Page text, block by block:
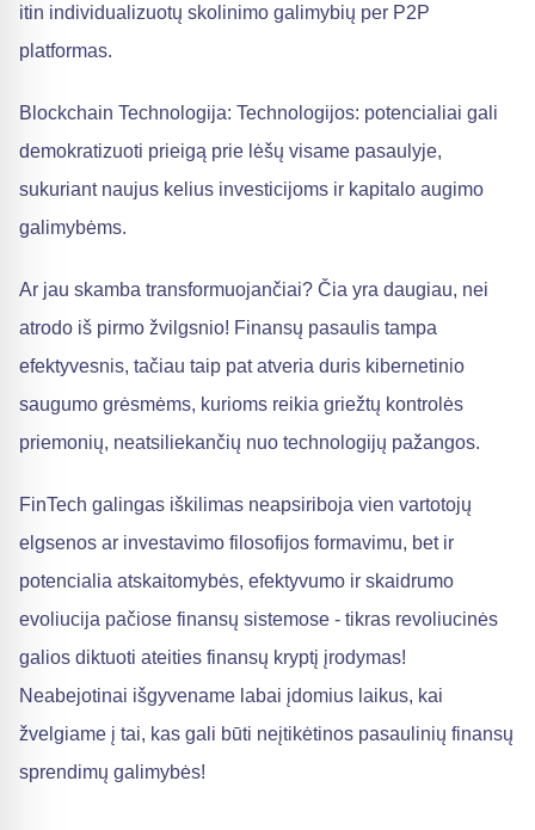
itin individualizuotų skolinimo galimybių per P2P
platformas.
Blockchain Technologija: Technologijos: potencialiai gali
demokratizuoti prieigą prie lėšų visame pasaulyje,
sukuriant naujus kelius investicijoms ir kapitalo augimo
galimybėms.
Ar jau skamba transformuojančiai? Čia yra daugiau, nei
atrodo iš pirmo žvilgsnio! Finansų pasaulis tampa
efektyvesnis, tačiau taip pat atveria duris kibernetinio
saugumo grėsmėms, kurioms reikia griežtų kontrolės
priemonių, neatsiliekančių nuo technologijų pažangos.
FinTech galingas iškilimas neapsiriboja vien vartotojų
elgsenos ar investavimo filosofijos formavimu, bet ir
potencialia atskaitomybės, efektyvumo ir skaidrumo
evoliucija pačiose finansų sistemose - tikras revoliucinės
galios diktuoti ateities finansų kryptį įrodymas!
Neabejotinai išgyvename labai įdomius laikus, kai
žvelgiame į tai, kas gali būti neįtikėtinos pasaulinių finansų
sprendimų galimybės!